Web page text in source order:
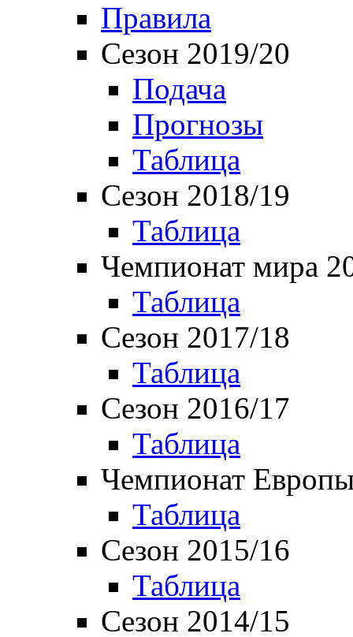
Правила
Сезон 2019/20
Подача
Прогнозы
Таблица
Сезон 2018/19
Таблица
Чемпионат мира
Таблица
Сезон 2017/18
Таблица
Сезон 2016/17
Таблица
Чемпионат
Таблица
Сезон 2015/16
Таблица
Сезон 2014/15